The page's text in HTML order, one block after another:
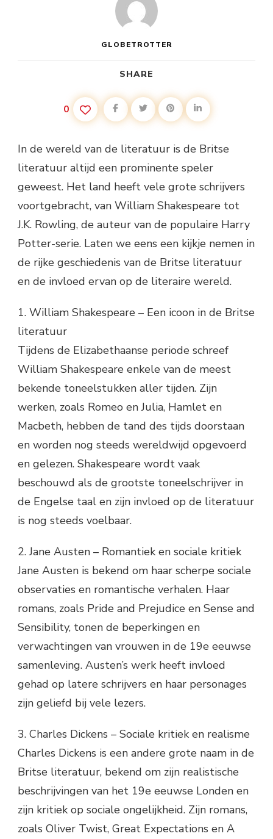
GLOBETROTTER
SHARE
0
In de wereld van de literatuur is de Britse
literatuur altijd een prominente speler
geweest. Het land heeft vele grote schrijvers
voortgebracht, van William Shakespeare tot
J.K. Rowling, de auteur van de populaire Harry
Potter-serie. Laten we eens een kijkje nemen in
de rijke geschiedenis van de Britse literatuur
en de invloed ervan op de literaire wereld.
1. William Shakespeare – Een icoon in de Britse
literatuur
Tijdens de Elizabethaanse periode schreef
William Shakespeare enkele van de meest
bekende toneelstukken aller tijden. Zijn
werken, zoals Romeo en Julia, Hamlet en
Macbeth, hebben de tand des tijds doorstaan
en worden nog steeds wereldwijd opgevoerd
en gelezen. Shakespeare wordt vaak
beschouwd als de grootste toneelschrijver in
de Engelse taal en zijn invloed op de literatuur
is nog steeds voelbaar.
2. Jane Austen – Romantiek en sociale kritiek
Jane Austen is bekend om haar scherpe sociale
observaties en romantische verhalen. Haar
romans, zoals Pride and Prejudice en Sense and
Sensibility, tonen de beperkingen en
verwachtingen van vrouwen in de 19e eeuwse
samenleving. Austen’s werk heeft invloed
gehad op latere schrijvers en haar personages
zijn geliefd bij vele lezers.
3. Charles Dickens – Sociale kritiek en realisme
Charles Dickens is een andere grote naam in de
Britse literatuur, bekend om zijn realistische
beschrijvingen van het 19e eeuwse Londen en
zijn kritiek op sociale ongelijkheid. Zijn romans,
zoals Oliver Twist, Great Expectations en A